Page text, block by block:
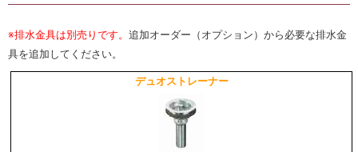
※排水金具は別売りです。 追加オーダー（オプション）から必要な排水金
具を追加してください。
デュオストレーナー